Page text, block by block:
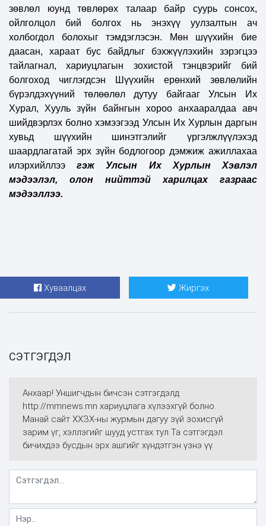
зөвлөл юунд төвлөрөх талаар байр суурь сонсох,
ойлголцол бий болгох нь энэхүү уулзалтын ач
холбогдол болохыг тэмдэглэсэн. Мөн шүүхийн бие
даасан, хараат бус байдлыг бэхжүүлэхийн зэрэгцээ
тайлагнал, хариуцлагын зохистой тэнцвэрийг бий
болгоход чиглэгдсэн Шүүхийн ерөнхий зөвлөлийн
бүрэлдэхүүний төлөөлөл дутуу байгааг Улсын Их
Хурал, Хууль зүйн байнгын хороо анхааралдаа авч
шийдвэрлэх болно хэмээгээд Улсын Их Хурлын даргын
хувьд шүүхийн шинэтгэлийг үргэлжлүүлэхэд
шаардлагатай эрх зүйн бодлогоор дэмжиж ажиллахаа
илэрхийллээгэж Улсын Их Хурлын Хэвлэл
мэдээлэл, олон нийттэй харилцах газраас
мэдээллээ.
Хуваалцах Жиргэх
СЭТГЭГДЭЛ
Анхаар! Уншигчдын бичсэн сэтгэгдэлд
http://mmnews.mn хариуцлага хүлээхгүй болно.
Манай сайт ХХЗХ-ны журмын дагуу зүй зохисгүй
зарим үг, хэллэгийг шууд устгах тул Та сэтгэгдэл
бичихдээ бусдын эрх ашгийг хүндэтгэн үзнэ үү.